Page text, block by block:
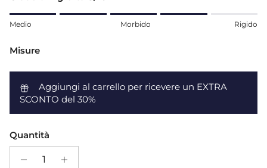
Rating of 1 means Medio.
Rating of 5 means Rigido.
Medio Morbido Rigido
Misure
Aggiungi al carrello per ricevere un EXTRA
SCONTO del 30%
Quantità